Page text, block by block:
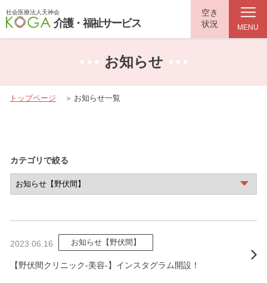
社会医療法人天神会
介護・福祉サービス
空き
状況
MENU
お知らせ
トップページ お知らせ一覧
カテゴリで絞る
2023.06.16 お知らせ【野伏間】
【野伏間クリニック-美容-】インスタグラム開設！